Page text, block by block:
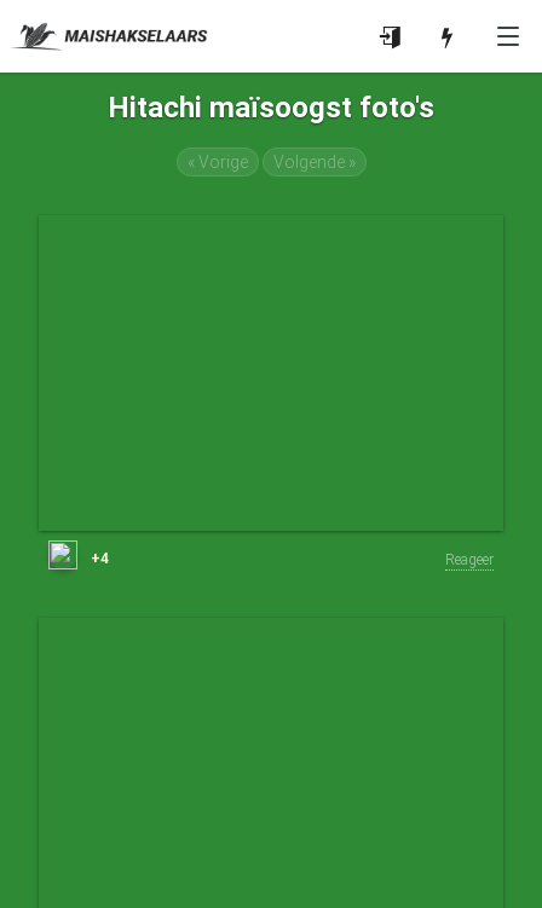
Hitachi maïsoogst foto's
« Vorige Volgende »
+4 Reageer